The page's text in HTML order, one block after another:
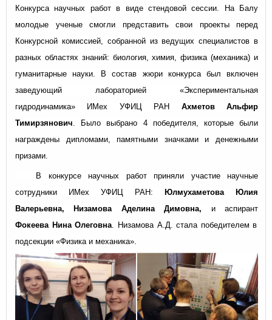
Конкурса научных работ в виде стендовой сессии. На Балу
молодые ученые смогли представить свои проекты перед
Конкурсной комиссией, собранной из ведущих специалистов в
разных областях знаний: биология, химия, физика (механика) и
гуманитарные науки. В состав жюри конкурса был включен
заведующий лабораторией «Экспериментальная
гидродинамика» ИМех УФИЦ РАН Ахметов Альфир
Тимирзянович . Было выбрано 4 победителя, которые были
награждены дипломами, памятными значками и денежными
призами.
В конкурсе научных работ приняли участие научные
сотрудники ИМех УФИЦ РАН:
Юлмухаметова Юлия
Валерьевна, Низамова Аделина Димовна, и
аспирант
Фокеева Нина Олеговна . Низамова А.Д. стала победителем в
подсекции «Физика и механика».